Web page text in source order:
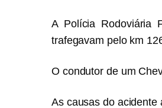
A Polícia Rodoviária
trafegavam pelo km
O condutor de um
As causas do acidente